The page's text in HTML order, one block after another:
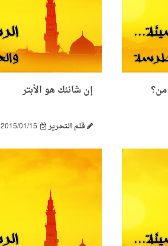
من؟ إن شانئك هو الأبتر
قـلـم الـتحـرير 2015/01/15